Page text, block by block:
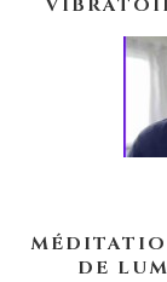
DE